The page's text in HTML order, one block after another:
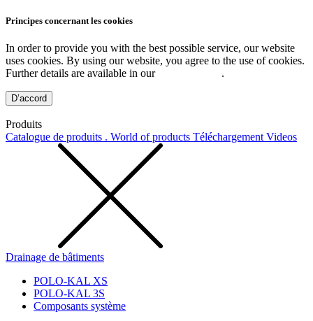
Principes concernant les cookies
In order to provide you with the best possible service, our website
uses cookies. By using our website, you agree to the use of cookies.
Further details are available in our
.
D’accord
Produits
Catalogue de produits . World of products Téléchargement Videos
Drainage de bâtiments
POLO-KAL XS
POLO-KAL 3S
Composants système